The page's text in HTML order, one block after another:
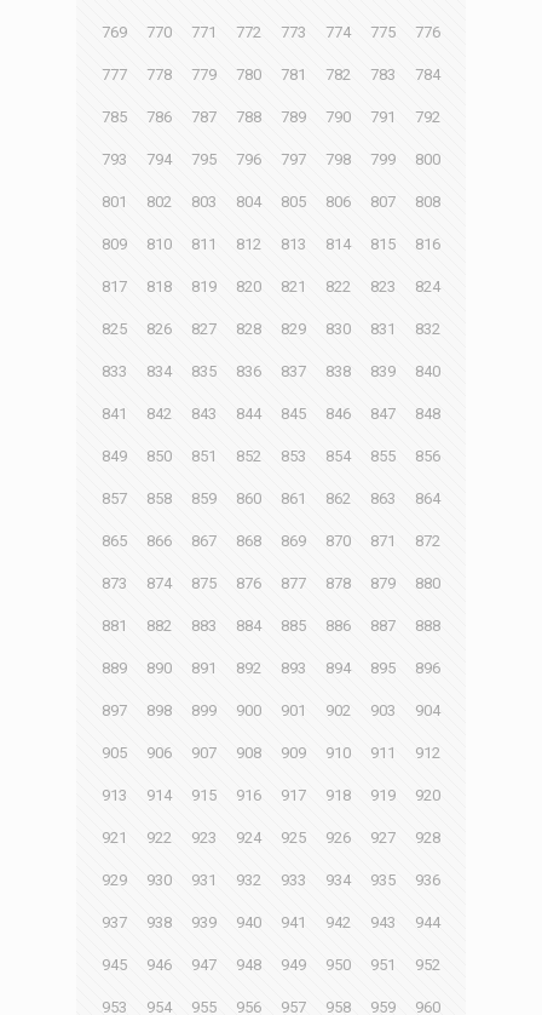
769 770 771 772 773 774 775 776
777 778 779 780 781 782 783 784
785 786 787 788 789 790 791 792
793 794 795 796 797 798 799 800
801 802 803 804 805 806 807 808
809 810 811 812 813 814 815 816
817 818 819 820 821 822 823 824
825 826 827 828 829 830 831 832
833 834 835 836 837 838 839 840
841 842 843 844 845 846 847 848
849 850 851 852 853 854 855 856
857 858 859 860 861 862 863 864
865 866 867 868 869 870 871 872
873 874 875 876 877 878 879 880
881 882 883 884 885 886 887 888
889 890 891 892 893 894 895 896
897 898 899 900 901 902 903 904
905 906 907 908 909 910 911 912
913 914 915 916 917 918 919 920
921 922 923 924 925 926 927 928
929 930 931 932 933 934 935 936
937 938 939 940 941 942 943 944
945 946 947 948 949 950 951 952
953 954 955 956 957 958 959 960